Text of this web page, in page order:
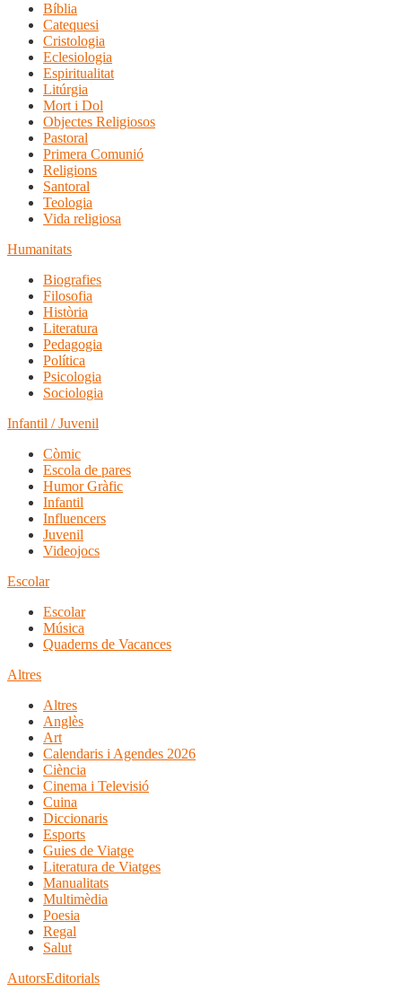
Bíblia
Catequesi
Cristologia
Eclesiologia
Espiritualitat
Litúrgia
Mort i Dol
Objectes Religiosos
Pastoral
Primera Comunió
Religions
Santoral
Teologia
Vida religiosa
Humanitats
Biografies
Filosofia
Història
Literatura
Pedagogia
Política
Psicologia
Sociologia
Infantil / Juvenil
Còmic
Escola de pares
Humor Gràfic
Infantil
Influencers
Juvenil
Videojocs
Escolar
Escolar
Música
Quaderns de Vacances
Altres
Altres
Anglès
Art
Calendaris i Agendes 2026
Ciència
Cinema i Televisió
Cuina
Diccionaris
Esports
Guies de Viatge
Literatura de Viatges
Manualitats
Multimèdia
Poesia
Regal
Salut
AutorsEditorials